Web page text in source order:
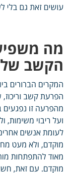
עושים זאת גם בלי
מה
הקשב
המקרים הברורים
מהפרעה זו
ועל ריבוי
לעומת אנשים
מוקדם, ולא מעט
מאוד להתפתחות
מוקדם. עם זאת,